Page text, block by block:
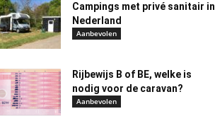
Campings met privé sanitair in
Nederland
Aanbevolen
Rijbewijs B of BE, welke is
nodig voor de caravan?
Aanbevolen